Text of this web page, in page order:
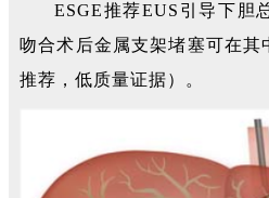
ESGE推荐EUS引导下胆
吻合术后金属支架堵塞可在其
推荐，低质量证据）。